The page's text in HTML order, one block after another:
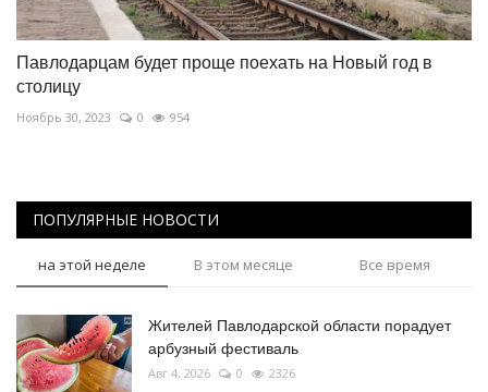
Павлодарцам будет проще поехать на Новый год в
столицу
Ноябрь 30, 2023 0 954
ПОПУЛЯРНЫЕ НОВОСТИ
на этой неделе В этом месяце Все время
Жителей Павлодарской области порадует
арбузный фестиваль
Авг 4, 2026 0 2326